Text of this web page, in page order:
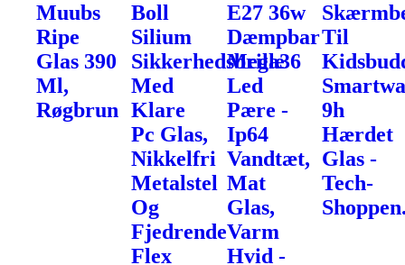
Muubs
Ripe
Glas 390
Ml,
Røgbrun
Boll
Silium
Sikkerhedsbrille
Med
Klare
Pc Glas,
Nikkelfri
Metalstel
Og
Fjedrende
Flex
E27 36w
Dæmpbar
Mega36
Led
Pære -
Ip64
Vandtæt,
Mat
Glas,
Varm
Hvid -
Til
9h
Hærdet
Glas -
Tech-